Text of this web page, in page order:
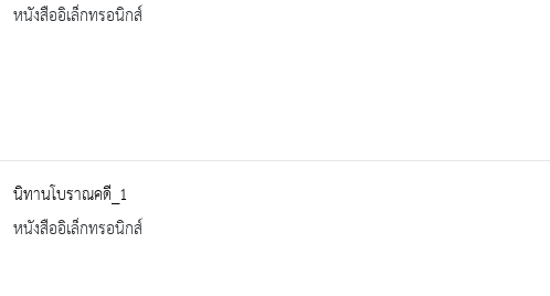
หนังสืออิเล็กทรอนิกส์
นิทานโบราณคดี_1
หนังสืออิเล็กทรอนิกส์